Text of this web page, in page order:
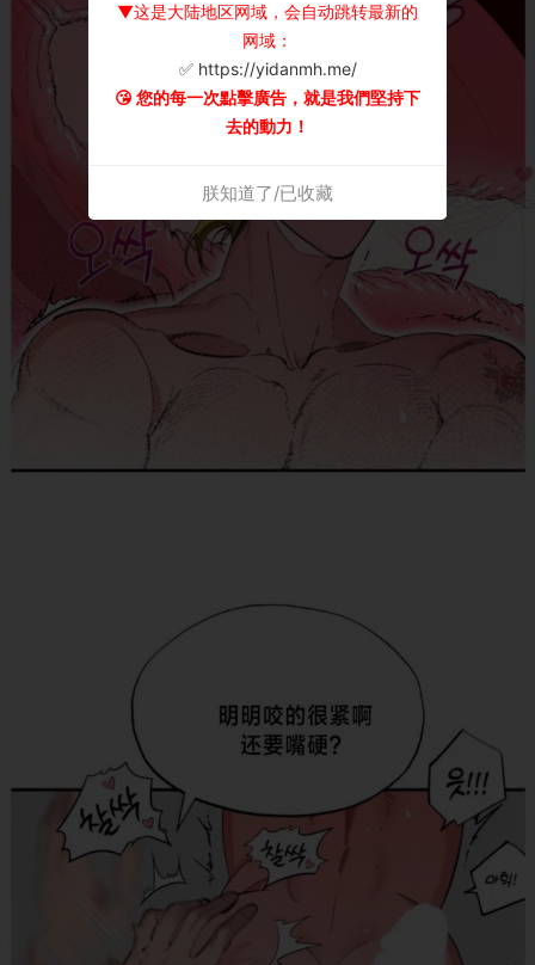
▼这是大陆地区网域，会自动跳转最新的
网域：
✅ https://yidanmh.me/
😘 您的每一次點擊廣告，就是我們堅持下
去的動力！
朕知道了/已收藏